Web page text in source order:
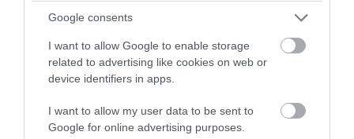
Google consents
I want to allow Google to enable storage
related to advertising like cookies on web or
device identifiers in apps.
I want to allow my user data to be sent to
Google for online advertising purposes.
PRONEWS.GR /CELEBRITIES